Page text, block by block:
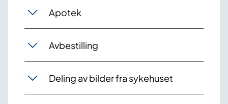
Apotek
Avbestilling
Deling av bilder fra sykehuset